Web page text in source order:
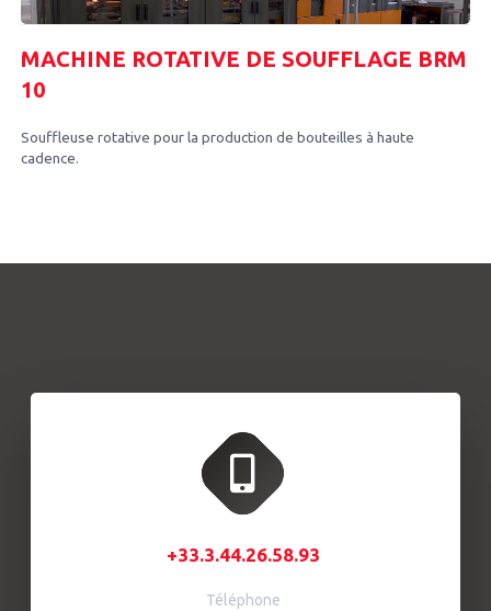
MACHINE ROTATIVE DE SOUFFLAGE BRM
10
Souffleuse rotative pour la production de bouteilles à haute
cadence.
+33.3.44.26.58.93
Téléphone